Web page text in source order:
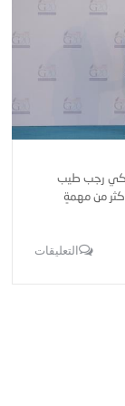
رجب طيب
من مهمةٍ
التعليقات